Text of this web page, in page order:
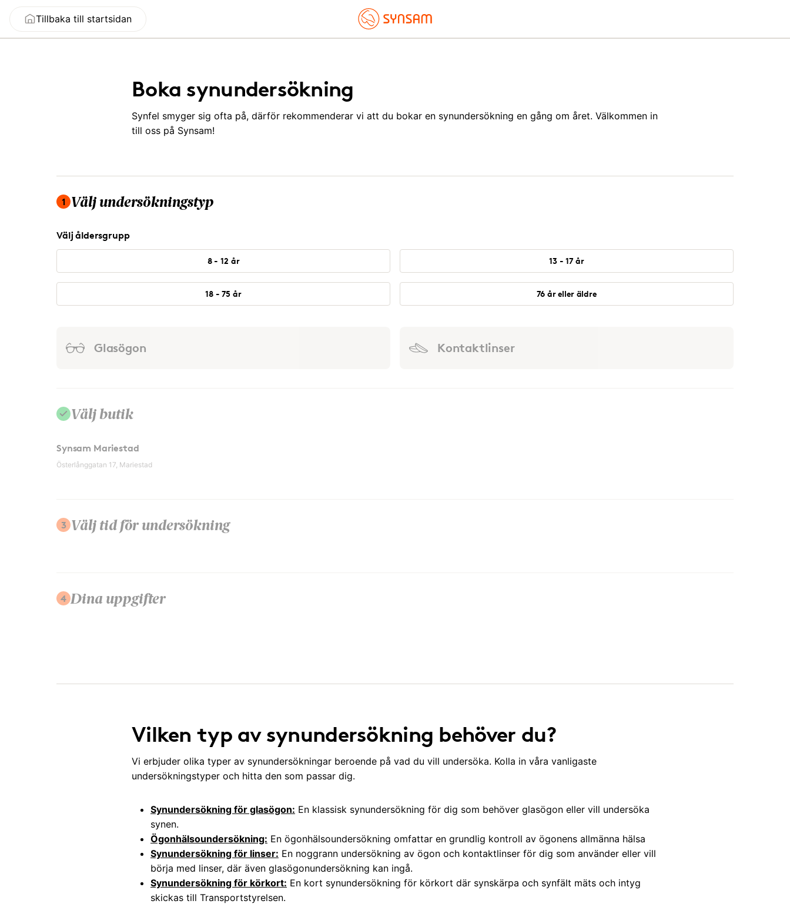
Tillbaka till startsidan
Boka synundersökning
Synfel smyger sig ofta på, därför rekommenderar vi att du bokar en synundersökning en gång om året. Välkommen in
till oss på Synsam!
1 Välj undersökningstyp
Välj åldersgrupp
8 - 12 år 13 - 17 år
18 - 75 år 76 år eller äldre
Glasögon Kontaktlinser
Välj butik
Synsam Mariestad
Österlånggatan 17, Mariestad
3 Välj tid för undersökning
4 Dina uppgifter
Vilken typ av synundersökning behöver du?
Vi erbjuder olika typer av synundersökningar beroende på vad du vill undersöka. Kolla in våra vanligaste
undersökningstyper och hitta den som passar dig.
Synundersökning för glasögon: En klassisk synundersökning för dig som behöver glasögon eller vill undersöka
synen.
Ögonhälsoundersökning: En ögonhälsoundersökning omfattar en grundlig kontroll av ögonens allmänna hälsa
Synundersökning för linser: En noggrann undersökning av ögon och kontaktlinser för dig som använder eller vill
börja med linser, där även glasögonundersökning kan ingå.
Synundersökning för körkort: En kort synundersökning för körkort där synskärpa och synfält mäts och intyg
skickas till Transportstyrelsen.